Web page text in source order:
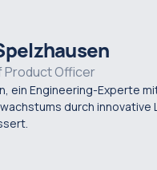
Product Officer
ein Engineering-Experte
durch innovative